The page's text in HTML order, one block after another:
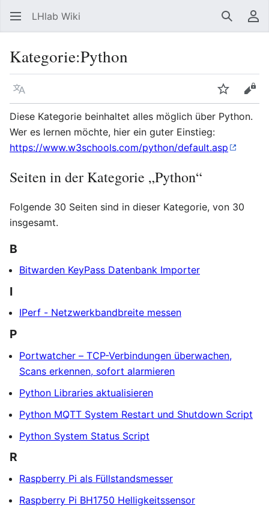
LHlab Wiki Suchen
Kategorie:Python
Sprache
Diese Kategorie beinhaltet alles möglich über Python.
Wer es lernen möchte, hier ein guter Einstieg:
https://www.w3schools.com/python/default.asp
Seiten in der Kategorie „Python“
Folgende 30 Seiten sind in dieser Kategorie, von 30
insgesamt.
B
Bitwarden KeyPass Datenbank Importer
I
IPerf - Netzwerkbandbreite messen
P
Portwatcher – TCP-Verbindungen überwachen,
Scans erkennen, sofort alarmieren
Python Libraries aktualisieren
Python MQTT System Restart und Shutdown Script
Python System Status Script
R
Raspberry Pi als Füllstandsmesser
Raspberry Pi BH1750 Helligkeitssensor